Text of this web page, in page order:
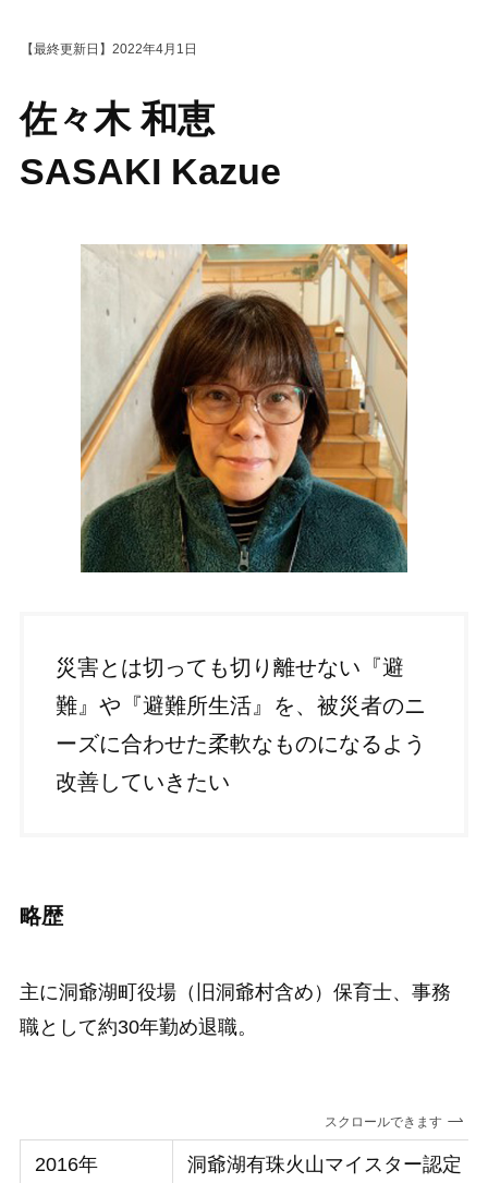
2022年4月1日
佐々木 和恵
SASAKI Kazue
災害とは切っても切り離せない『避
難』や『避難所生活』を、被災者のニ
ーズに合わせた柔軟なものになるよう
改善していきたい
略歴
主に洞爺湖町役場（旧洞爺村含め）保育士、事務
職として約30年勤め退職。
スクロールできます
2016年 洞爺湖有珠火山マイスター認定